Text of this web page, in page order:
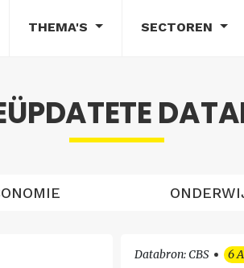
THEMA'S SECTOREN
Databron: CBS 6